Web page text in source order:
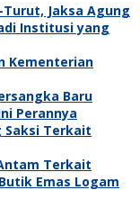
Jaksa Agung
Institusi yang
Kementerian
Baru
Perannya
Saksi Terkait
Terkait
Emas Logam